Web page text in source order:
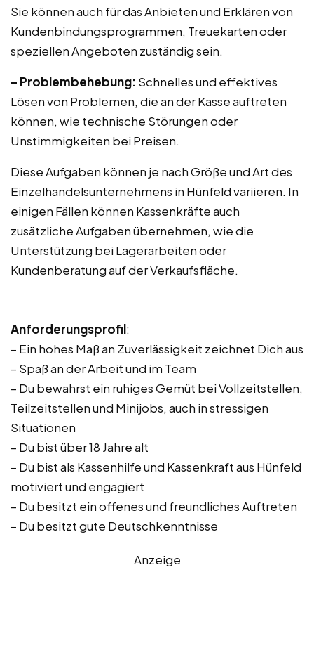
Sie können auch für das Anbieten und Erklären von
Kundenbindungsprogrammen, Treuekarten oder
speziellen Angeboten zuständig sein.
– Problembehebung: Schnelles und effektives
Lösen von Problemen, die an der Kasse auftreten
können, wie technische Störungen oder
Unstimmigkeiten bei Preisen.
Diese Aufgaben können je nach Größe und Art des
Einzelhandelsunternehmens in Hünfeld variieren. In
einigen Fällen können Kassenkräfte auch
zusätzliche Aufgaben übernehmen, wie die
Unterstützung bei Lagerarbeiten oder
Kundenberatung auf der Verkaufsfläche.
Anforderungsprofil:
– Ein hohes Maß an Zuverlässigkeit zeichnet Dich aus
– Spaß an der Arbeit und im Team
– Du bewahrst ein ruhiges Gemüt bei Vollzeitstellen,
Teilzeitstellen und Minijobs, auch in stressigen
Situationen
– Du bist über 18 Jahre alt
– Du bist als Kassenhilfe und Kassenkraft aus Hünfeld
motiviert und engagiert
– Du besitzt ein offenes und freundliches Auftreten
– Du besitzt gute Deutschkenntnisse
Anzeige